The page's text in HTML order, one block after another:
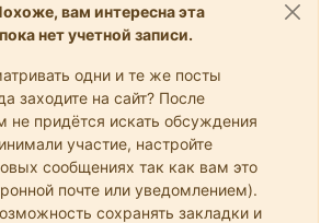
вам интересна эта
нет учетной записи.
одни и те же посты
заходите на сайт? После
не придётся искать обсуждения
участие, настройте
сообщениях так как вам это
почте или уведомлением).
сохранять закладки и